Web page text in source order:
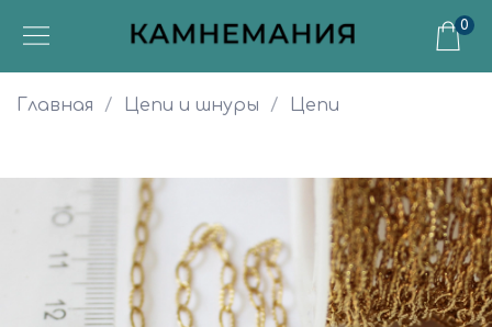
0
Главная Цепи и шнуры Цепи